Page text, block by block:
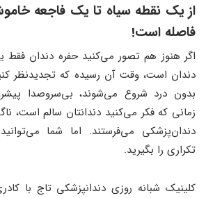
از یک نقطه سیاه تا یک فاجعه
فاصله است!
اگر هنوز هم تصور می‌کنید حفره دندان
دندان است، وقت آن رسیده که تجدیدنظر
بدون درد شروع می‌شوند، بی‌سروصدا
زمانی که فکر می‌کنید دندانتان سالم است،
دندان‌پزشکی می‌فرستند. اما شما
تکراری را بگیرید.
کلینیک شبانه روزی دندانپزشکی تاج با